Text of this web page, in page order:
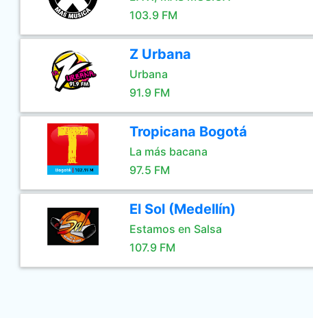
103.9 FM
Z Urbana
Urbana
91.9 FM
Tropicana Bogotá
La más bacana
97.5 FM
El Sol (Medellín)
Estamos en Salsa
107.9 FM